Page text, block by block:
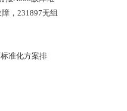
，231897无组